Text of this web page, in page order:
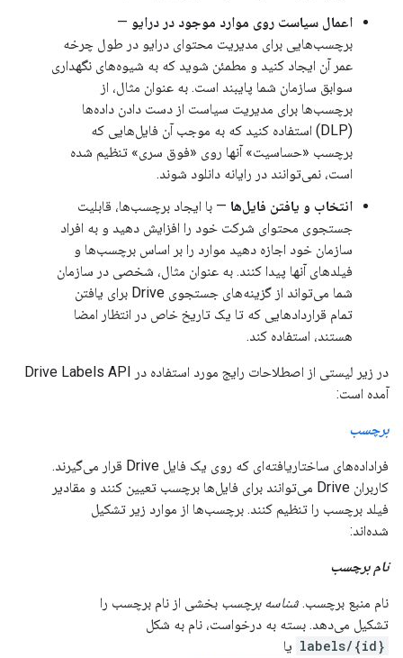
اعمال سیاست روی موارد موجود در درایو —
برچسب‌هایی برای مدیریت محتوای درایو در طول چرخه
عمر آن ایجاد کنید و مطمئن شوید که به شیوه‌های نگهداری
سوابق سازمان شما پایبند است. به عنوان مثال، از
برچسب‌ها برای مدیریت سیاست از دست دادن داده‌ها
(DLP) استفاده کنید که به موجب آن فایل‌هایی که
برچسب «حساسیت» آنها روی «فوق سری» تنظیم شده
است، نمی‌توانند در رایانه دانلود شوند.
انتخاب و یافتن فایل‌ها — با ایجاد برچسب‌ها، قابلیت
جستجوی محتوای شرکت خود را افزایش دهید و به افراد
سازمان خود اجازه دهید موارد را بر اساس برچسب‌ها و
فیلدهای آنها پیدا کنند. به عنوان مثال، شخصی در سازمان
شما می‌تواند از گزینه‌های جستجوی Drive برای یافتن
تمام قراردادهایی که تا یک تاریخ خاص در انتظار امضا
هستند، استفاده کند.
در زیر لیستی از اصطلاحات رایج مورد استفاده در Drive Labels API
آمده است:
برچسب
فراداده‌های ساختاریافته‌ای که روی یک فایل Drive قرار می‌گیرند.
کاربران Drive می‌توانند برای فایل‌ها برچسب تعیین کنند و مقادیر
فیلد برچسب را تنظیم کنند. برچسب‌ها از موارد زیر تشکیل
شده‌اند:
نام برچسب
نام منبع برچسب.شناسه برچسب بخشی از نام برچسب را
تشکیل می‌دهد. بسته به درخواست، نام به شکل
labels/{id} یا